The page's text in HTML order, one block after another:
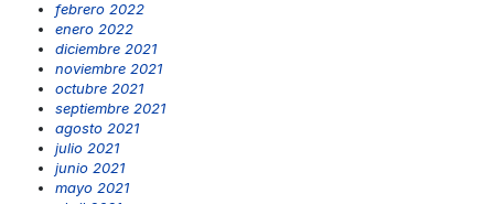
febrero 2022
enero 2022
diciembre 2021
noviembre 2021
octubre 2021
septiembre 2021
agosto 2021
julio 2021
junio 2021
mayo 2021